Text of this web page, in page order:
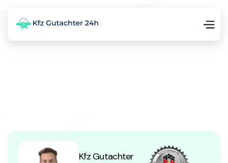
Kfz Gutachter